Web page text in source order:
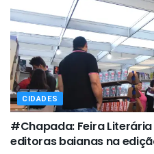
CIDADES
#Chapada: Feira Literária
editoras baianas na